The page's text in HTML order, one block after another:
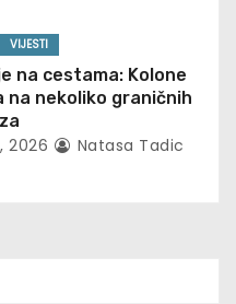
VIJESTI
na cestama: Kolone
na nekoliko graničnih
2026 Natasa Tadic